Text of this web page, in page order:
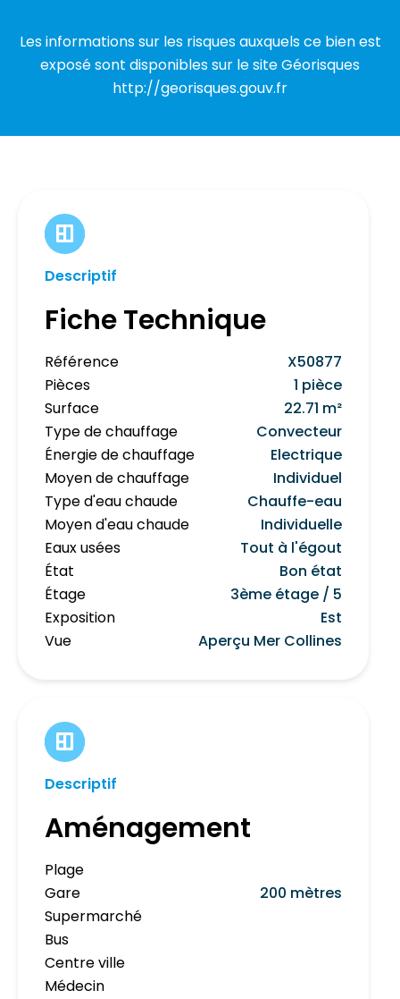
Les informations sur les risques auxquels ce bien est
exposé sont disponibles sur le site Géorisques
http://georisques.gouv.fr
Descriptif
Fiche Technique
Référence
X50877
Pièces
1 pièce
Surface
22.71 m²
Type de chauffage
Convecteur
Énergie de chauffage
Electrique
Moyen de chauffage
Individuel
Type d'eau chaude
Chauffe-eau
Moyen d'eau chaude
Individuelle
Eaux usées
Tout à l'égout
État
Bon état
Étage
3ème étage / 5
Exposition
Est
Vue
Aperçu Mer Collines
Descriptif
Aménagement
Plage
Gare
200 mètres
Supermarché
Bus
Centre ville
Médecin